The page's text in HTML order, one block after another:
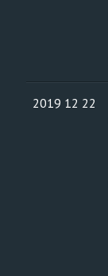
2019 12 22